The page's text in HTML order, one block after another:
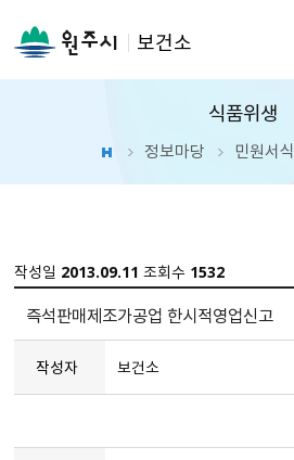
보건소
식품위생
정보마당 민원서식
작성일 2013.09.11 조회수 1532
즉석판매제조가공업 한시적영업신고
작성자 보건소